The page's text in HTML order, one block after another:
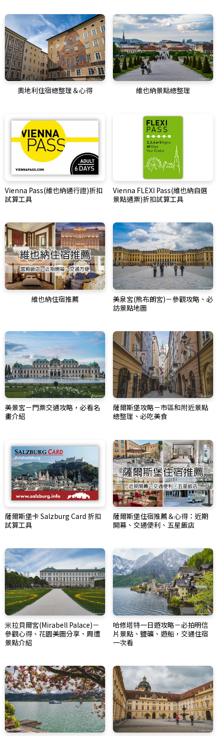
奧地利住宿總整理＆心得 維也納景點總整理
Vienna Pass(維也納通行證)折扣
試算工具
Vienna FLEXI Pass(維也納自選
景點通票)折扣試算工具
維也納住宿推薦
美泉宮(熊布朗宮)－參觀攻略、必
訪景點地圖
美景宮－門票交通攻略，必看名
畫介紹
薩爾斯堡攻略－市區和附近景點
總整理、必吃美食
薩爾斯堡卡 Salzburg Card 折扣
試算工具
薩爾斯堡住宿推薦＆心得：近期
開幕、交通便利、五星飯店
米拉貝爾宮(Mirabell Palace)－
參觀心得、花園美圖分享、周遭
景點介紹
哈修塔特一日遊攻略－必拍明信
片景點、鹽礦、遊船，交通住宿
一次看